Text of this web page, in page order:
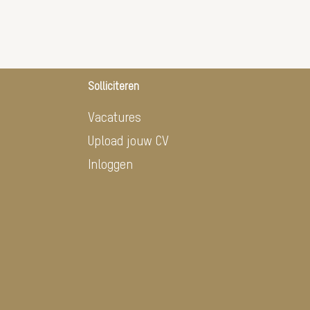
Solliciteren
Vacatures
Upload jouw CV
Inloggen